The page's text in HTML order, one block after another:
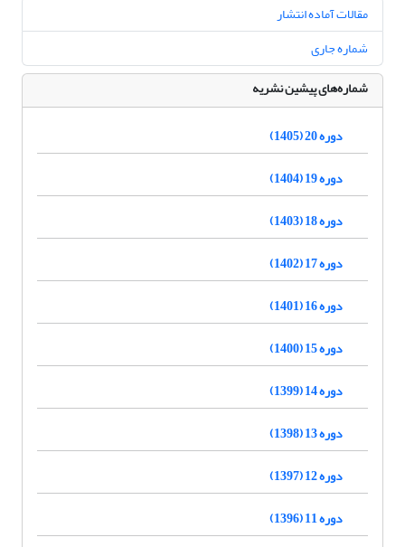
مقالات آماده انتشار
شماره جاری
شماره‌های پیشین نشریه
دوره 20 (1405)
دوره 19 (1404)
دوره 18 (1403)
دوره 17 (1402)
دوره 16 (1401)
دوره 15 (1400)
دوره 14 (1399)
دوره 13 (1398)
دوره 12 (1397)
دوره 11 (1396)